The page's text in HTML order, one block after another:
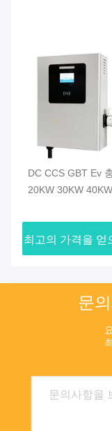
DC CCS GBT Ev
20KW 30KW 40KW
정용 자동차용 빠
전
최고의 가격을 얻
문